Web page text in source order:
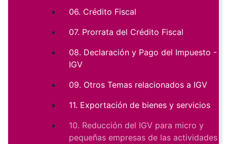
06. Crédito Fiscal
07. Prorrata del Crédito Fiscal
08. Declaración y Pago del Impuesto -
IGV
09. Otros Temas relacionados a IGV
11. Exportación de bienes y servicios
10. Reducción del IGV para micro y
pequeñas empresas de las actividades